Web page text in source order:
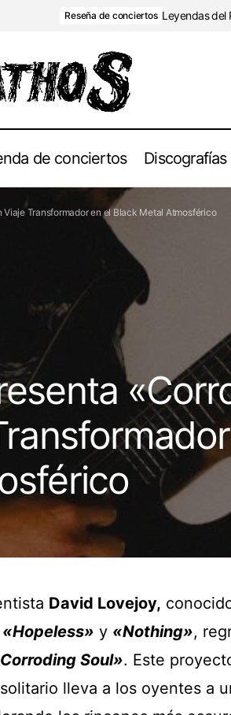
Reseña de conciertos Leyendas del
de conciertos
David Lovejoy Presenta
Atmosférico
Transformador en el Black Metal Atmosférico
David Lovejoy,
«Hopeless» y «Nothing»,
Soul». Este
lleva a los oyentes a